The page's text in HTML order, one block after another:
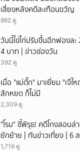
เสี่ยงหลังคดีสะเทือนขวัญ
962 ดู
วันนี้ไข่ไก่ปรับขึ้นอีกฟองละ
4 บาท | ข่าวช่องวัน
392 ดู
เมื่อ "แม่ตั๊ก" มาเยี่ยม "เจ๊ใ
สักหยด ก็ไม่มี
2,309 ดู
"โรม" ชี้พิรุธ! คดีโกงสอบ
ยักย้าย | ทันข่าวเที่ยง | 6
1,719 ดู